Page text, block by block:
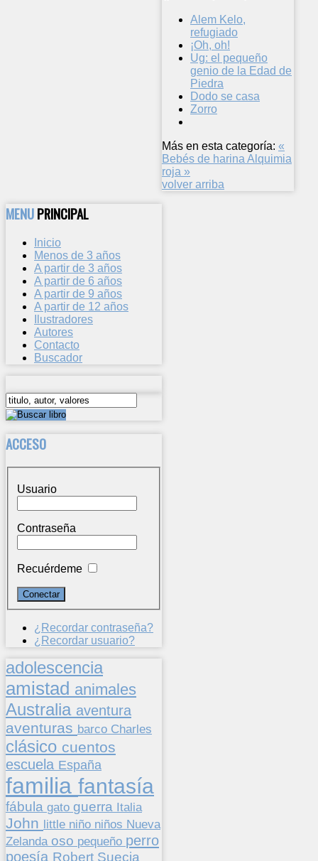
Alem Kelo,
refugiado
¡Oh, oh!
Ug: el pequeño
genio de la Edad de
Piedra
Dodo se casa
Zorro
Más en esta categoría: «
Bebés de harina Alquimia
roja »
volver arriba
MENUPRINCIPAL
Inicio
Menos de 3 años
A partir de 3 años
A partir de 6 años
A partir de 9 años
A partir de 12 años
Ilustradores
Autores
Contacto
Buscador
ACCESO
Usuario
Contraseña
Recuérdeme
¿Recordar contraseña?
¿Recordar usuario?
adolescencia
amistad animales
Australia aventura
aventuras barco Charles
clásico cuentos
escuela España
familia fantasía
fábula gato guerra Italia
John little niño niños Nueva
Zelanda oso pequeño perro
poesía Robert Suecia